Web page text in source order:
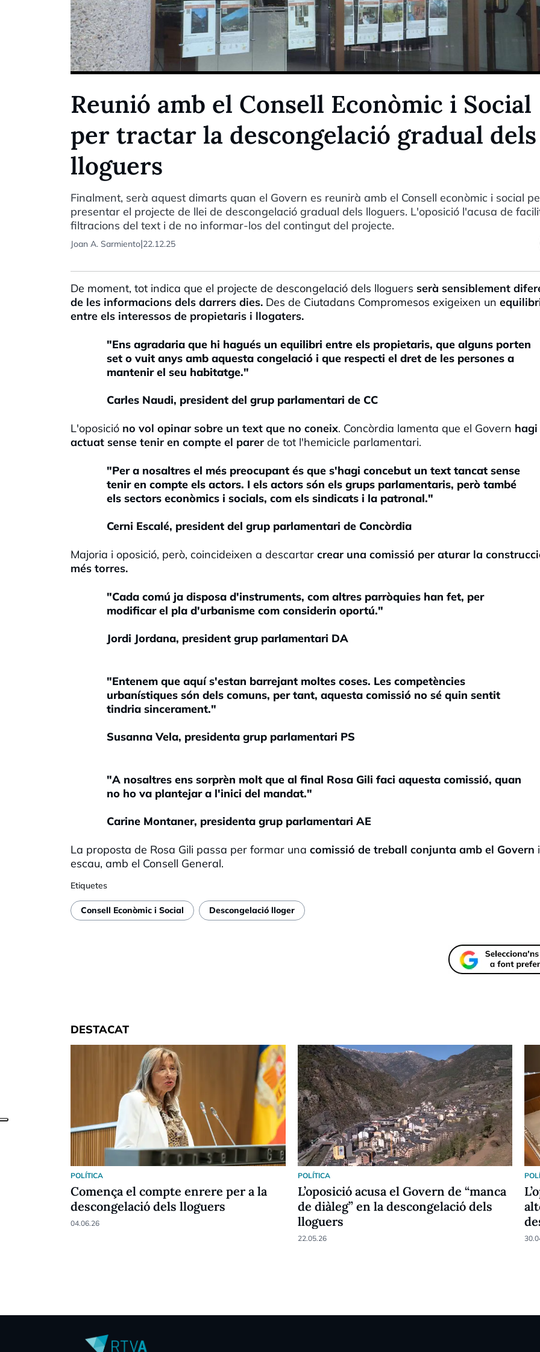
Reunió amb el Consell Econòmic i Social
per tractar la descongelació gradual dels
lloguers
Finalment, serà aquest dimarts quan el Govern es reunirà amb el Consell econòmic i social
presentar el projecte de llei de descongelació gradual dels lloguers. L'oposició l'acusa de
filtracions del text i de no informar-los del contingut del projecte.
Joan A. Sarmiento|22.12.25
De moment, tot indica que el projecte de descongelació dels lloguers serà sensiblement
de les informacions dels darrers dies. Des de Ciutadans Compromesos exigeixen un
entre els interessos de propietaris i llogaters.
"Ens agradaria que hi hagués un equilibri entre els propietaris, que alguns porten
set o vuit anys amb aquesta congelació i que respecti el dret de les persones a
mantenir el seu habitatge."
Carles Naudi, president del grup parlamentari de CC
L'oposició no vol opinar sobre un text que no coneix. Concòrdia lamenta que el Govern hagi
actuat sense tenir en compte el parer de tot l'hemicicle parlamentari.
"Per a nosaltres el més preocupant és que s'hagi concebut un text tancat sense
tenir en compte els actors. I els actors són els grups parlamentaris, però també
els sectors econòmics i socials, com els sindicats i la patronal."
Cerni Escalé, president del grup parlamentari de Concòrdia
Majoria i oposició, però, coincideixen a descartar crear una comissió per aturar la
més torres.
"Cada comú ja disposa d'instruments, com altres parròquies han fet, per
modificar el pla d'urbanisme com considerin oportú."
Jordi Jordana, president grup parlamentari DA
"Entenem que aquí s'estan barrejant moltes coses. Les competències
urbanístiques són dels comuns, per tant, aquesta comissió no sé quin sentit
tindria sincerament."
Susanna Vela, presidenta grup parlamentari PS
"A nosaltres ens sorprèn molt que al final Rosa Gili faci aquesta comissió, quan
no ho va plantejar a l'inici del mandat."
Carine Montaner, presidenta grup parlamentari AE
La proposta de Rosa Gili passa per formar una comissió de treball conjunta amb el Govern
escau, amb el Consell General.
Etiquetes
Consell Econòmic i Social Descongelació lloger
DESTACAT
POLÍTICA
Comença el compte enrere per a la
descongelació dels lloguers
04.06.26
POLÍTICA
L’oposició acusa el Govern de “manca
de diàleg” en la descongelació dels
lloguers
22.05.26